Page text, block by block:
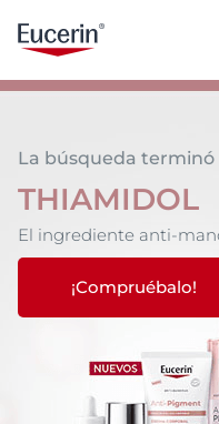
La búsqueda terminó
THIAMIDOL
El ingrediente anti-
¡Compruébalo!